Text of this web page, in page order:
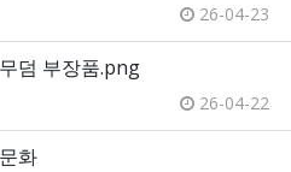
26-04-23
덤 부장품.png
26-04-22
화